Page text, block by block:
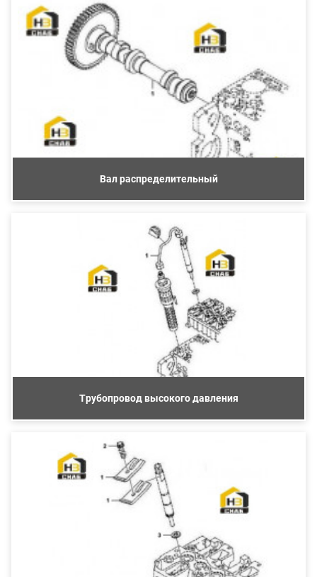
Вал распределительный
Трубопровод высокого давления